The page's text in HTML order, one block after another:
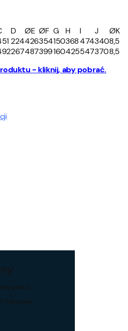
D ØE ØF G H I J
ØK
2244263541503684743408,5
2674873991604255473708,5
- kliknij, aby pobrać.
pracy
Warszawa